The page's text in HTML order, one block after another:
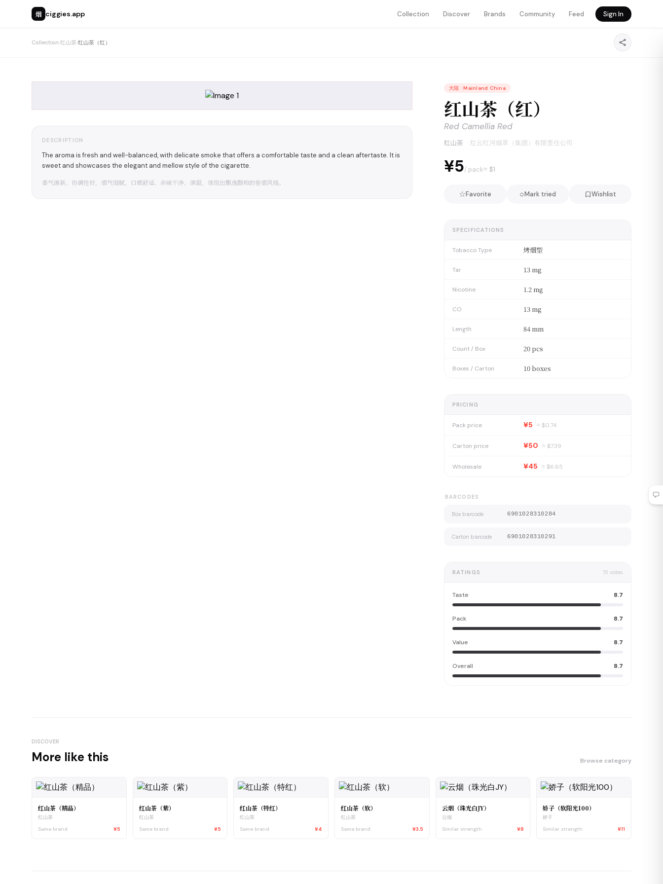
烟 ciggies.app Collection Discover Brands Community Feed Sign In
Collection›红山茶›红山茶（红）
DESCRIPTION
The aroma is fresh and well-balanced, with delicate smoke that offers a comfortable taste and a clean aftertaste. It is
sweet and showcases the elegant and mellow style of the cigarette.
香气清新、协调性好，烟气细腻，口感舒适、余味干净，津甜，体现出飘逸醇和的卷烟风格。
大陆 · Mainland China
红山茶（红）
Red Camellia Red
红山茶 · 红云红河烟草（集团）有限责任公司
¥5/ pack≈ $1
☆Favorite ○Mark tried Wishlist
SPECIFICATIONS
Tobacco Type 烤烟型
Tar 13 mg
Nicotine 1.2 mg
CO 13 mg
Length 84 mm
Count / Box 20 pcs
Boxes / Carton 10 boxes
PRICING
Pack price ¥5 ≈ $0.74
Carton price ¥50 ≈ $7.39
Wholesale ¥45 ≈ $6.65
BARCODES
Box barcode 6901028310284
Carton barcode 6901028310291
RATINGS 15 votes
Taste 8.7
Pack 8.7
Value 8.7
Overall 8.7
DISCOVER
More like this Browse category
红山茶（精品）
红山茶
Same brand
¥5
红山茶（紫）
红山茶
Same brand
¥5
红山茶（特红）
红山茶
Same brand
¥4
红山茶（软）
红山茶
Same brand
¥3.5
云烟（珠光白JY）
云烟
Similar strength
¥8
娇子（软阳光100）
娇子
Similar strength
¥11